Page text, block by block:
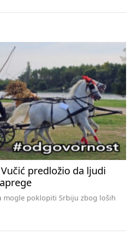
predložio da ljudi
mogle poklopiti Srbiju zbog loših